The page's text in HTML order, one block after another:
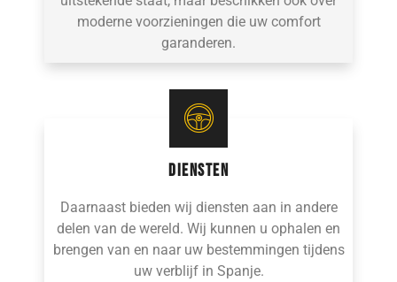
moderne voorzieningen die uw comfort
garanderen.
DIENSTEN
Daarnaast bieden wij diensten aan in andere
delen van de wereld. Wij kunnen u ophalen en
brengen van en naar uw bestemmingen tijdens
uw verblijf in Spanje.